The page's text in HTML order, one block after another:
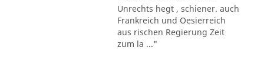
Unrechts hegt , schiener. auch
Frankreich und Oesierreich
aus rischen Regierung Zeit
zum la ..."